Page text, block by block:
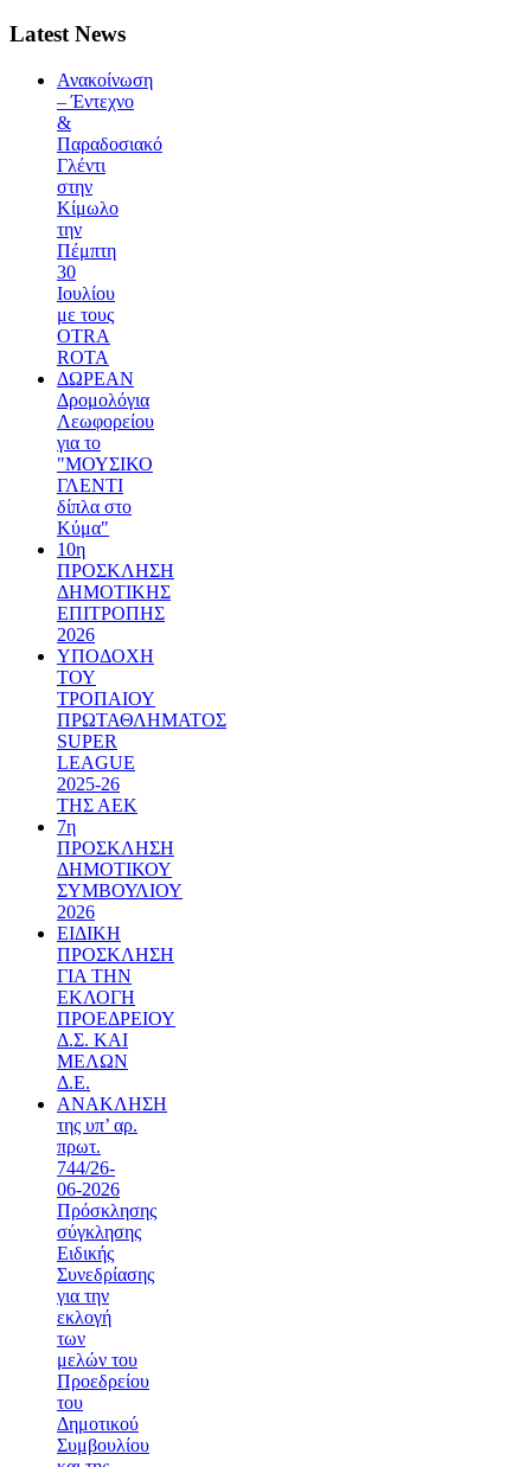
Latest News
Ανακοίνωση
– Έντεχνο
&
Παραδοσιακό
Γλέντι
στην
Κίμωλο
την
Πέμπτη
30
Ιουλίου
με τους
OTRA
ROTA
ΔΩΡΕΑΝ
Δρομολόγια
Λεωφορείου
για το
"ΜΟΥΣΙΚΟ
ΓΛΕΝΤΙ
δίπλα στο
Κύμα"
10η
ΠΡΟΣΚΛΗΣΗ
ΔΗΜΟΤΙΚΗΣ
ΕΠΙΤΡΟΠΗΣ
2026
ΥΠΟΔΟΧΗ
ΤΟΥ
ΤΡΟΠΑΙΟΥ
ΠΡΩΤΑΘΛΗΜΑΤΟΣ
SUPER
LEAGUE
2025-26
ΤΗΣ ΑΕΚ
7η
ΠΡΟΣΚΛΗΣΗ
ΔΗΜΟΤΙΚΟΥ
ΣΥΜΒΟΥΛΙΟΥ
2026
ΕΙΔΙΚΗ
ΠΡΟΣΚΛΗΣΗ
ΓΙΑ ΤΗΝ
ΕΚΛΟΓΗ
ΠΡΟΕΔΡΕΙΟΥ
Δ.Σ. ΚΑΙ
ΜΕΛΩΝ
Δ.Ε.
ΑΝΑΚΛΗΣΗ
της υπ’ αρ.
πρωτ.
744/26-
06-2026
Πρόσκλησης
σύγκλησης
Ειδικής
Συνεδρίασης
για την
εκλογή
των
μελών του
Προεδρείου
του
Δημοτικού
Συμβουλίου